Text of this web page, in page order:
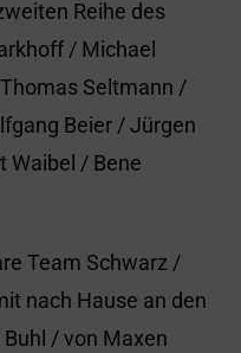
Reihe des
/ Michael
Seltmann /
Beier / Jürgen
Waibel / Bene
Team Schwarz /
nach Hause an den
/ von Maxen